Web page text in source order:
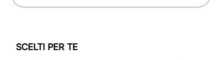
SCELTI PER TE